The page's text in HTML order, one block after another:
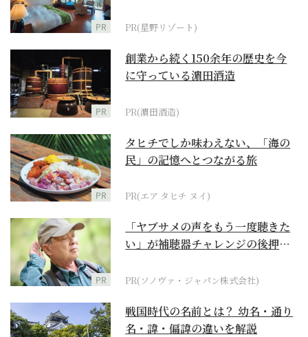
PR PR(星野リゾート)
PR
創業から続く150余年の歴史を今
に守っている濵田酒造
PR(濵田酒造)
PR
タヒチでしか味わえない、「海の
民」の記憶へとつながる旅
PR(エア タヒチ ヌイ)
PR
「ヤブサメの声をもう一度聴きた
い」が補聴器チャレンジの後押し
PR(ソノヴァ・ジャパン株式会社)
戦国時代の名前とは？ 幼名・通り
名・諱・偏諱の違いを解説